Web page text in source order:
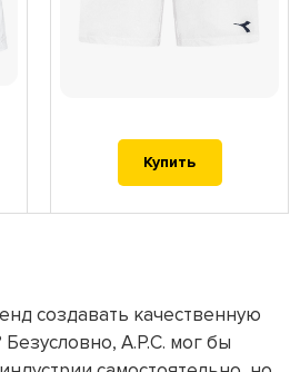
Купить
создавать качественную
A.P.C. мог бы